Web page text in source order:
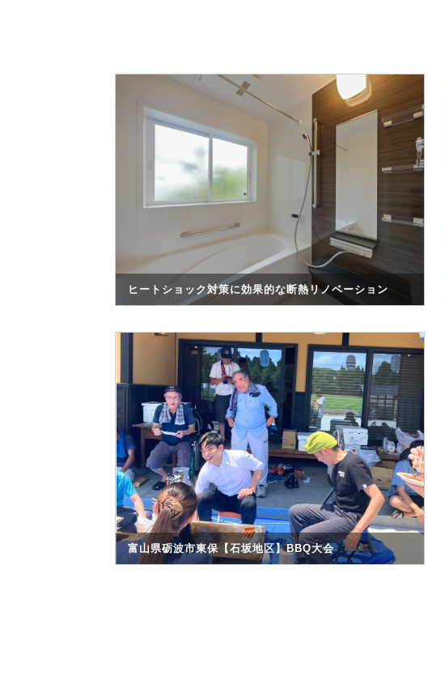
ヒートショック対策に効果的な断熱リノベーション
富山県砺波市東保【石坂地区】BBQ大会